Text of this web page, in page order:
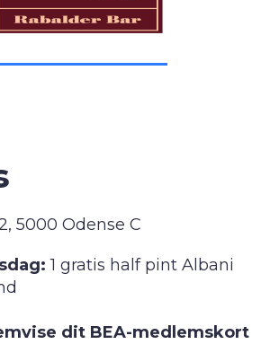
5000 Odense C
1 gratis half pint Albani
dit BEA-medlemskort